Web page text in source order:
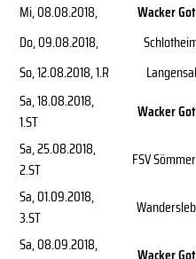
Mi, 08.08.2018, Wacker
Do, 09.08.2018,
So, 12.08.2018, 1.R
Sa, 18.08.2018,
1.ST
Wacker
Sa, 25.08.2018,
2.ST
FSV
Sa, 01.09.2018,
3.ST
Sa, 08.09.2018,